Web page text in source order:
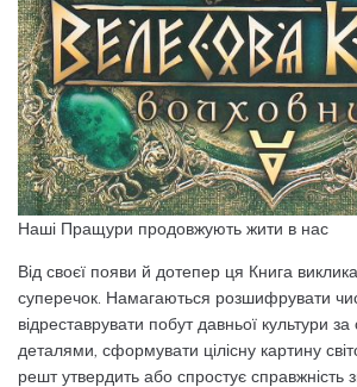
Наші Пращури продовжують жити в нас
Від своєї появи й дотепер ця Книга
суперечок. Намагаються розшифрувати
відреставрувати побут давньої культури
деталями, сформувати цілісну картину
решт утвердить або спростує справжність